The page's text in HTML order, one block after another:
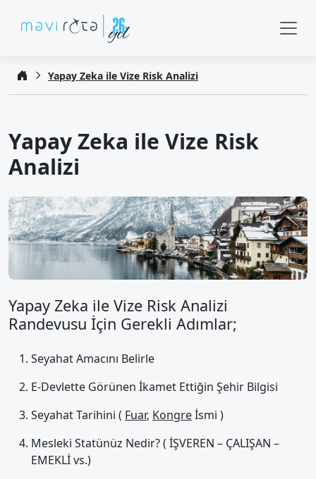
Yapay Zeka ile Vize Risk Analizi
Yapay Zeka ile Vize Risk
Analizi
Yapay Zeka ile Vize Risk Analizi
Randevusu İçin Gerekli Adımlar;
Seyahat Amacını Belirle
E-Devlette Görünen İkamet Ettiğin Şehir Bilgisi
Seyahat Tarihini ( Fuar, Kongreİsmi )
Mesleki Statünüz Nedir? ( İŞVEREN – ÇALIŞAN –
EMEKLİ vs.)